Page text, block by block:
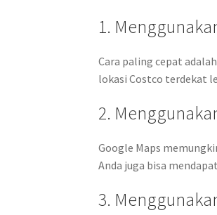
1.
Cara paling cepat
lokasi Costco terdekat
2.
Google Maps
Anda juga bisa
3.